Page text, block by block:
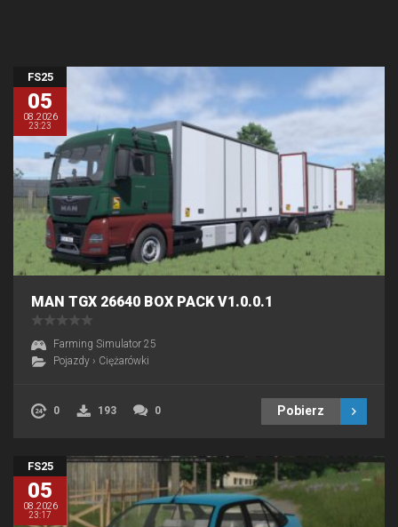
FS25
05
08.2026
23:23
MAN TGX 26640 BOX PACK V1.0.0.1
Farming Simulator 25
Pojazdy › Ciężarówki
0 193 0 Pobierz
FS25
05
08.2026
23:17